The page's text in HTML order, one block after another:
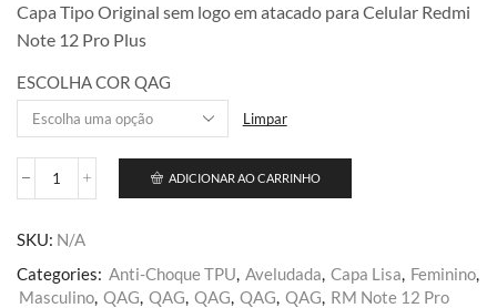
preço:
Capa Tipo Original sem logo em atacado para Celular Redmi
Note 12 Pro Plus
ESCOLHA COR QAG
Limpar
Rm
Pro
Plus
quantidade
ADICIONAR AO CARRINHO
SKU: N/A
Categories: Anti-Choque TPU, Aveludada, Capa Lisa, Feminino,
Masculino, QAG, QAG, QAG, QAG, QAG, RM Note 12 Pro